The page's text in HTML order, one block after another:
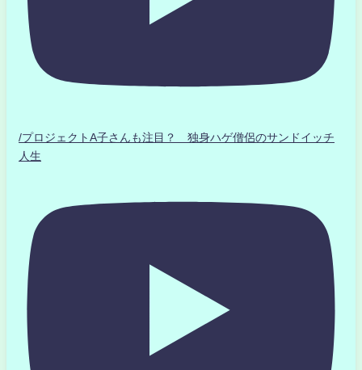
/プロジェクトA子さんも注目？ 独身ハゲ僧侶のサンドイッチ
人生